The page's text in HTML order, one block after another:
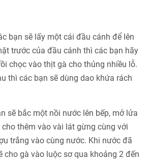
bạn sẽ lấy một cái đầu cánh để lên
trước của đầu cánh thì các bạn hãy
chọc vào thịt gà cho thủng nhiều lỗ.
thì các bạn sẽ dùng dao khứa rách
sẽ bắc một nồi nước lên bếp, mở lửa
thêm vào vài lát gừng cùng với
trắng vào cùng nước. Khi nước đã
cho gà vào luộc sơ qua khoảng 2 đến